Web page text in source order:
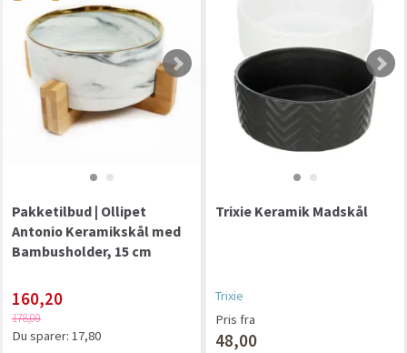
Pakketilbud | Ollipet
Antonio Keramikskål med
Bambusholder, 15 cm
160,20
178,00
Du sparer: 17,80
Trixie Keramik Madskål
Trixie
Pris fra
48,00